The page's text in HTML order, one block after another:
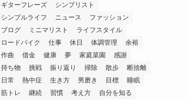
ギターフレーズ
シンプリスト
シンプルライフ
ニュース
ファッション
ブログ
ミニマリスト
ライフスタイル
ロードバイク
仕事 休日 体調管理
余裕
作曲
借金 健康 夢 家庭菜園
感謝
持ち物
挑戦 振り返り 掃除 散歩
断捨離
日常
熱中症 生き方 男磨き 目標
睡眠
筋トレ
継続 習慣 考え方
自分を知る